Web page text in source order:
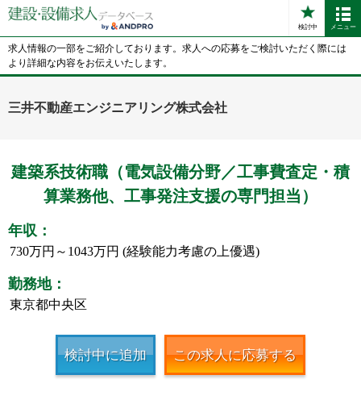
検討中 メニュー
求人情報の一部をご紹介しております。求人への応募をご検討いただく際には
より詳細な内容をお伝えいたします。
三井不動産エンジニアリング株式会社
建築系技術職（電気設備分野／工事費査定・積
算業務他、工事発注支援の専門担当）
年収：
730万円～1043万円 (経験能力考慮の上優遇)
勤務地：
東京都中央区
検討中に追加 この求人に応募する